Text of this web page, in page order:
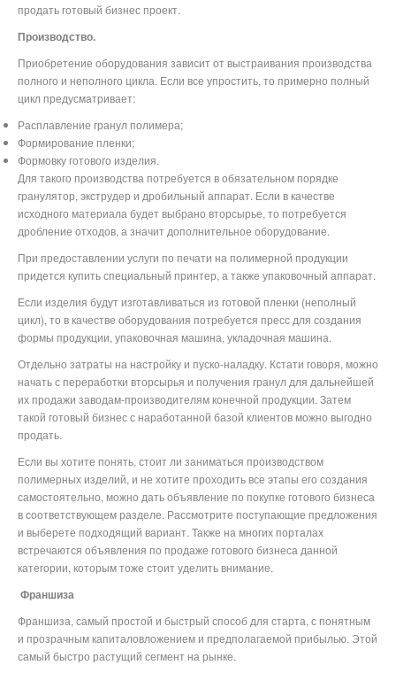
продать готовый бизнес проект.
Производство.
Приобретение оборудования зависит от выстраивания производства
полного и неполного цикла. Если все упростить, то примерно полный
цикл предусматривает:
Расплавление гранул полимера;
Формирование пленки;
Формовку готового изделия.
Для такого производства потребуется в обязательном порядке
гранулятор, экструдер и дробильный аппарат. Если в качестве
исходного материала будет выбрано вторсырье, то потребуется
дробление отходов, а значит дополнительное оборудование.
При предоставлении услуги по печати на полимерной продукции
придется купить специальный принтер, а также упаковочный аппарат.
Если изделия будут изготавливаться из готовой пленки (неполный
цикл), то в качестве оборудования потребуется пресс для создания
формы продукции, упаковочная машина, укладочная машина.
Отдельно затраты на настройку и пуско-наладку. Кстати говоря, можно
начать с переработки вторсырья и получения гранул для дальнейшей
их продажи заводам-производителям конечной продукции. Затем
такой готовый бизнес с наработанной базой клиентов можно выгодно
продать.
Если вы хотите понять, стоит ли заниматься производством
полимерных изделий, и не хотите проходить все этапы его создания
самостоятельно, можно дать объявление по покупке готового бизнеса
в соответствующем разделе. Рассмотрите поступающие предложения
и выберете подходящий вариант. Также на многих порталах
встречаются объявления по продаже готового бизнеса данной
категории, которым тоже стоит уделить внимание.
Франшиза
Франшиза, самый простой и быстрый способ для старта, с понятным
и прозрачным капиталовложением и предполагаемой прибылью. Этой
самый быстро растущий сегмент на рынке.